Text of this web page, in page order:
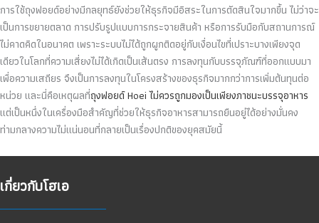
การใช้ถุงฟอยด์อย่างมีกลยุทธ์ยังช่วยให้ธุรกิจมีอิสระในการตัดสินใจมากขึ้น ไม่ว่าจะ
เป็นการขยายตลาด การปรับรูปแบบการกระจายสินค้า หรือการรับมือกับสถานการณ์
ไม่คาดคิดในอนาคต เพราะระบบไม่ได้ถูกผูกติดอยู่กับเงื่อนไขที่เปราะบางเพียงจุด
เดียวในโลกที่ความเสี่ยงไม่ได้เกิดเป็นเส้นตรง การลงทุนกับบรรจุภัณฑ์ที่ออกแบบมา
เพื่อความเสถียร จึงเป็นการลงทุนในโครงสร้างของธุรกิจมากกว่าการเพิ่มต้นทุนต่อ
หน่วย และนี่คือเหตุผลที่ถุงฟอยด์ Hoei ไม่ควรถูกมองเป็นเพียงภาชนะบรรจุอาหาร
แต่เป็นหนึ่งในเครื่องมือสำคัญที่ช่วยให้ธุรกิจอาหารสามารถยืนอยู่ได้อย่างมั่นคง
ท่ามกลางความไม่แน่นอนที่กลายเป็นเรื่องปกติของยุคสมัยนี้
เกี่ยวกับโฮเอ